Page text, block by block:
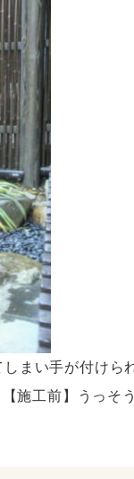
まい手が付けら
施工前】うっそ